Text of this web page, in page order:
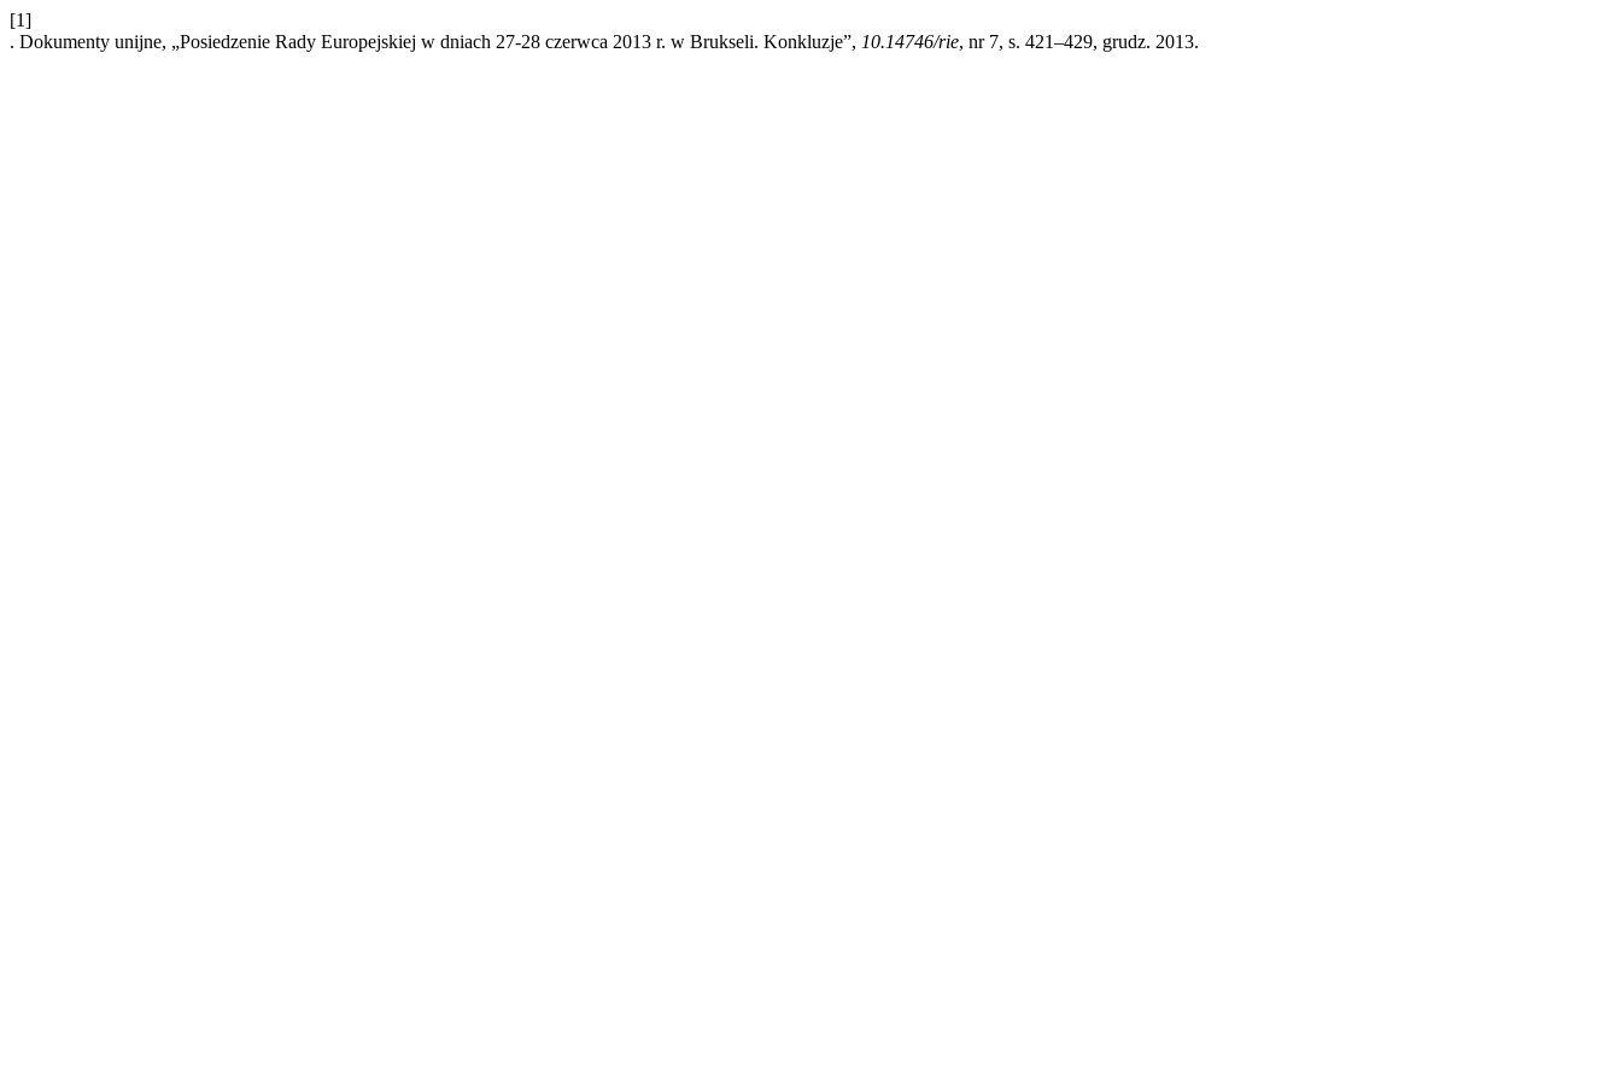
[1]
. Dokumenty unijne, „Posiedzenie Rady Europejskiej w dniach 27-28 czerwca 2013 r. w Brukseli. Konkluzje”, 10.14746/rie, nr 7, s. 421–429, grudz. 2013.